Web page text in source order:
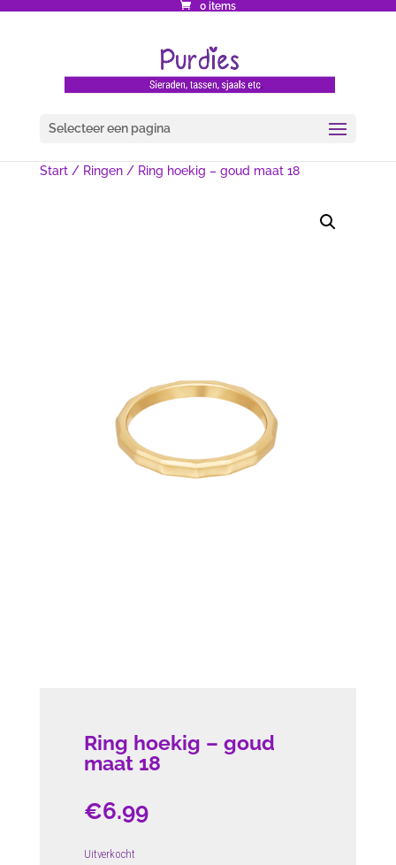
0 items
Selecteer een pagina
Start/ Ringen/ Ring hoekig – goud maat 18
Ring hoekig – goud
maat 18
€6.99
Uitverkocht